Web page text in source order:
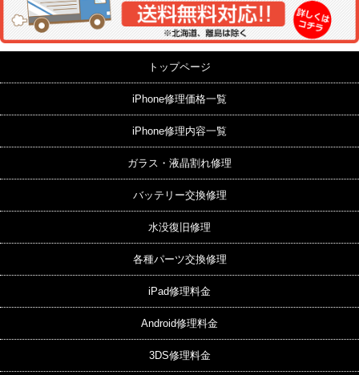
トップページ
iPhone修理価格一覧
iPhone修理内容一覧
ガラス・液晶割れ修理
バッテリー交換修理
水没復旧修理
各種パーツ交換修理
iPad修理料金
Android修理料金
3DS修理料金